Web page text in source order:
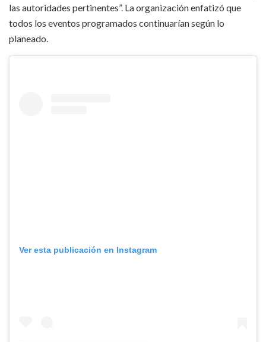
las autoridades pertinentes”. La organización enfatizó que
todos los eventos programados continuarían según lo
planeado.​
Ver esta publicación en Instagram